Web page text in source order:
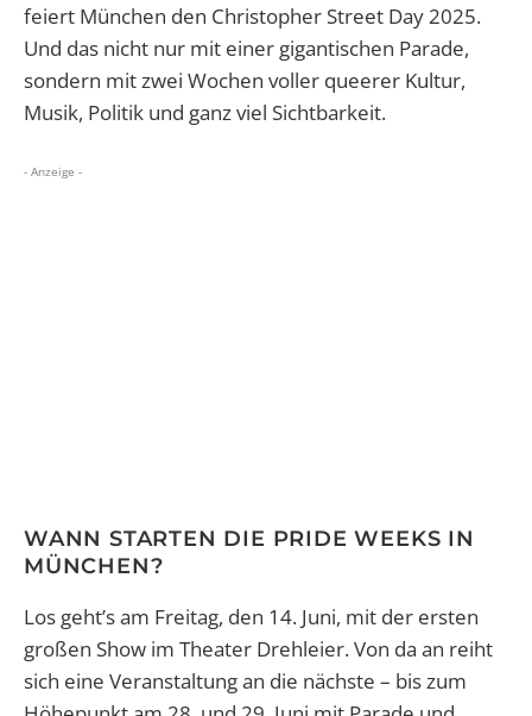
feiert München den Christopher Street Day 2025.
Und das nicht nur mit einer gigantischen Parade,
sondern mit zwei Wochen voller queerer Kultur,
Musik, Politik und ganz viel Sichtbarkeit.
- Anzeige -
WANN STARTEN DIE PRIDE WEEKS IN
MÜNCHEN?
Los geht’s am Freitag, den 14. Juni, mit der ersten
großen Show im Theater Drehleier. Von da an reiht
sich eine Veranstaltung an die nächste – bis zum